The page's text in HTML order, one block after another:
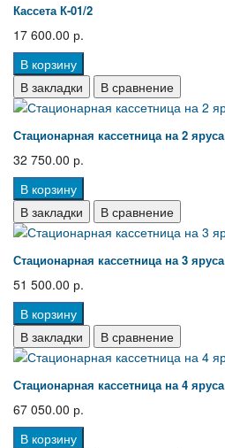
Кассета К-01/2
17 600.00 р.
В корзину
В закладки
В сравнение
Стационарная кассетница на 2 яруса
32 750.00 р.
В корзину
В закладки
В сравнение
Стационарная кассетница на 3 яруса
51 500.00 р.
В корзину
В закладки
В сравнение
Стационарная кассетница на 4 яруса
67 050.00 р.
В корзину